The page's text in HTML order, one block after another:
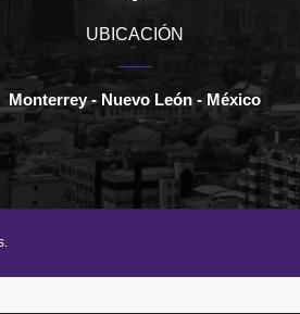
UBICACIÓN
Monterrey - Nuevo León - México